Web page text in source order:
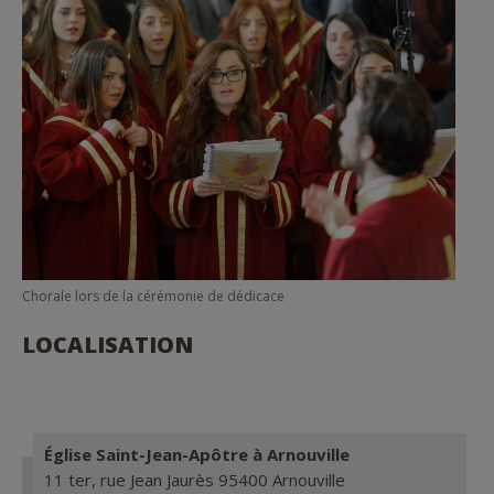
Chorale lors de la cérémonie de dédicace
LOCALISATION
Église Saint-Jean-Apôtre à Arnouville
11 ter, rue Jean Jaurès 95400 Arnouville